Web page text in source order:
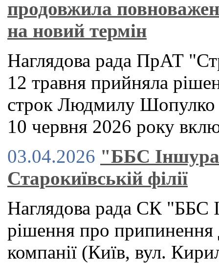
продовжила
на новий термін
Наглядова рада ПрАТ
12 травня прийняла
строк Людмилу Шопулко
10 червня 2026 року
03.04.2026 "ББС
Старокиївській філії
Наглядова рада СК "ББС
рішення про припинення
компанії (Київ, вул.